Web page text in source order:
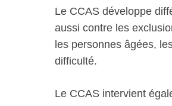
Le CCAS développe
aussi contre les
les personnes âgées,
difficulté.
Le CCAS intervient